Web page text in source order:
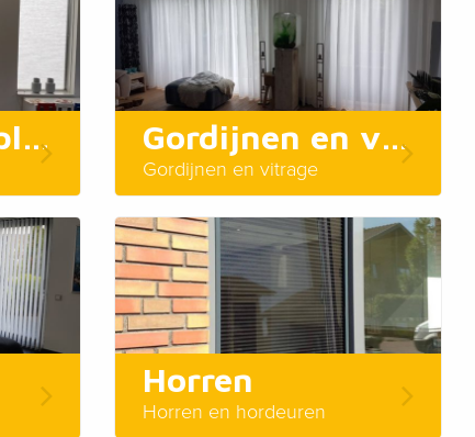
Plissé- en dupligordijnen Gordijnen en vitrage
Gordijnen en vitrage
Horren
Horren en hordeuren